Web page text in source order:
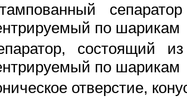
по шарикам
состоящий
по шарикам
отверстие,